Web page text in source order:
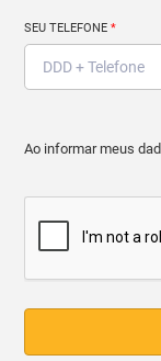
SEU TELEFONE*
Ao informar meus